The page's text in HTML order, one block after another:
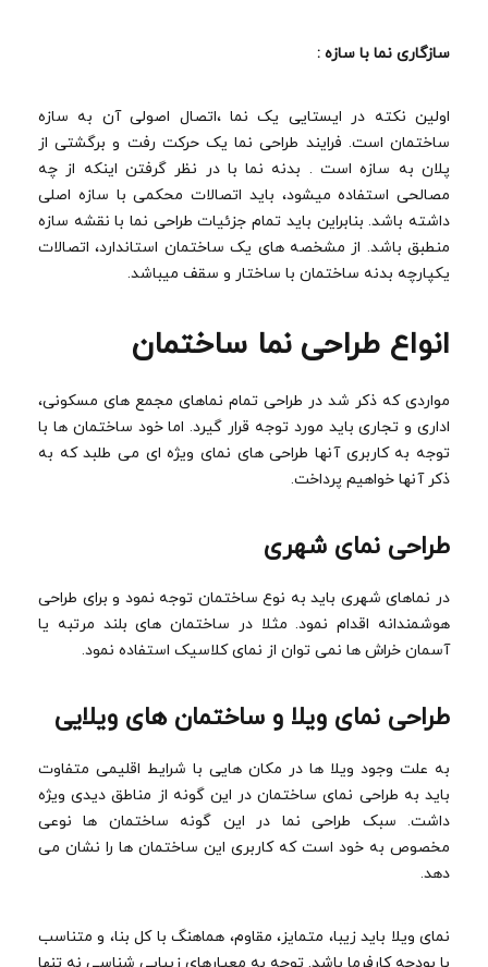
سازگاری نما با سازه :
اولین نکته در ایستایی یک نما ،اتصال اصولی آن به سازه
ساختمان است. فرایند طراحی نما یک حرکت رفت و برگشتی از
پلان به سازه است . بدنه نما با در نظر گرفتن اینکه از چه
مصالحی استفاده میشود، باید اتصالات محکمی با سازه اصلی
داشته باشد. بنابراین باید تمام جزئیات طراحی نما با نقشه سازه
منطبق باشد. از مشخصه های یک ساختمان استاندارد، اتصالات
یکپارچه بدنه ساختمان با ساختار و سقف میباشد.
انواع طراحی نما ساختمان
مواردی که ذکر شد در طراحی تمام نماهای مجمع های مسکونی،
اداری و تجاری باید مورد توجه قرار گیرد. اما خود ساختمان ها با
توجه به کاربری آنها طراحی های نمای ویژه ای می طلبد که به
ذکر آنها خواهیم پرداخت.
طراحی نمای شهری
در نماهای شهری باید به نوع ساختمان توجه نمود و برای طراحی
هوشمندانه اقدام نمود. مثلا در ساختمان های بلند مرتبه یا
آسمان خراش ها نمی توان از نمای کلاسیک استفاده نمود.
طراحی نمای ویلا و ساختمان های ویلایی
به علت وجود ویلا ها در مکان هایی با شرایط اقلیمی متفاوت
باید به طراحی نمای ساختمان در این گونه از مناطق دیدی ویژه
داشت. سبک طراحی نما در این گونه ساختمان ها نوعی
مخصوص به خود است که کاربری این ساختمان ها را نشان می
دهد.
نمای ویلا باید زیبا، متمایز، مقاوم، هماهنگ با کل بنا، و متناسب